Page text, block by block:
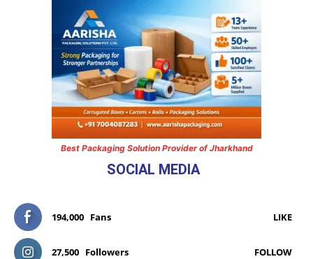
Best Packaging Solution Provider of Jharkhand
SOCIAL MEDIA
194,000 Fans LIKE
27,500 Followers FOLLOW